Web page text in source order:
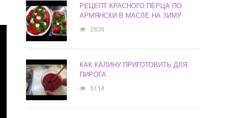
РЕЦЕПТ КРАСНОГО ПЕРЦА ПО
АРМЯНСКИ В МАСЛЕ НА ЗИМУ
2836
КАК КАЛИНУ ПРИГОТОВИТЬ ДЛЯ
ПИРОГА
5114